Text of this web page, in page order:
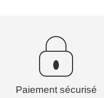
Paiement sécurisé